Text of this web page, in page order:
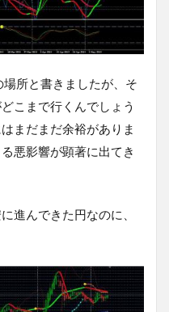
所と書きましたが、そ
こまで行くんでしょう
まだまだ余裕がありま
悪影響が顕著に出てき
進んできた円なのに、